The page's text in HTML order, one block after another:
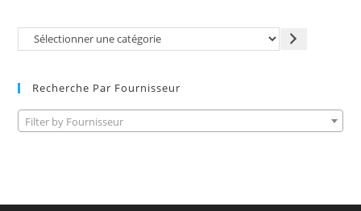
Recherche Par Fournisseur
Filter by Fournisseur